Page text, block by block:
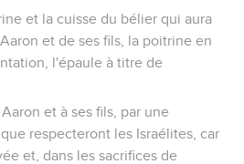
et la cuisse du bélier qui aura
et de ses fils, la poitrine en
l'épaule à titre de
et à ses fils, par une
respecteront les Israélites, car
et, dans les sacrifices de